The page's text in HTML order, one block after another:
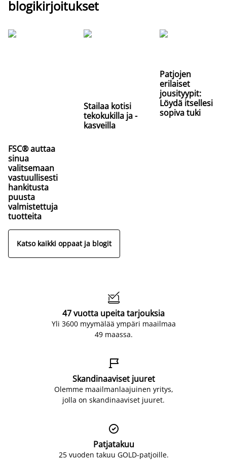
blogikirjoitukset
FSC® auttaa
sinua
valitsemaan
vastuullisesti
hankitusta
puusta
valmistettuja
tuotteita
Stailaa kotisi
tekokukilla ja -
kasveilla
Patjojen
erilaiset
jousityypit:
Löydä itsellesi
sopiva tuki
Katso kaikki oppaat ja blogit

47 vuotta upeita tarjouksia
Yli 3600 myymälää ympäri maailmaa
49 maassa.

Skandinaaviset juuret
Olemme maailmanlaajuinen yritys,
jolla on skandinaaviset juuret.

Patjatakuu
25 vuoden takuu GOLD-patjoille.